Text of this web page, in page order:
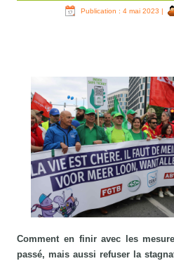
Publication : 4 mai 2023 |
Comment en finir avec les
passé, mais aussi refuser la